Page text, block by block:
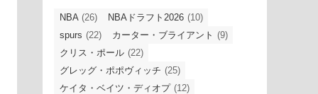
NBA (26) NBAドラフト2026 (10)
spurs (22) カーター・ブライアント (9)
クリス・ポール (22)
グレッグ・ポポヴィッチ (25)
ケイタ・ベイツ・ディオプ (12)